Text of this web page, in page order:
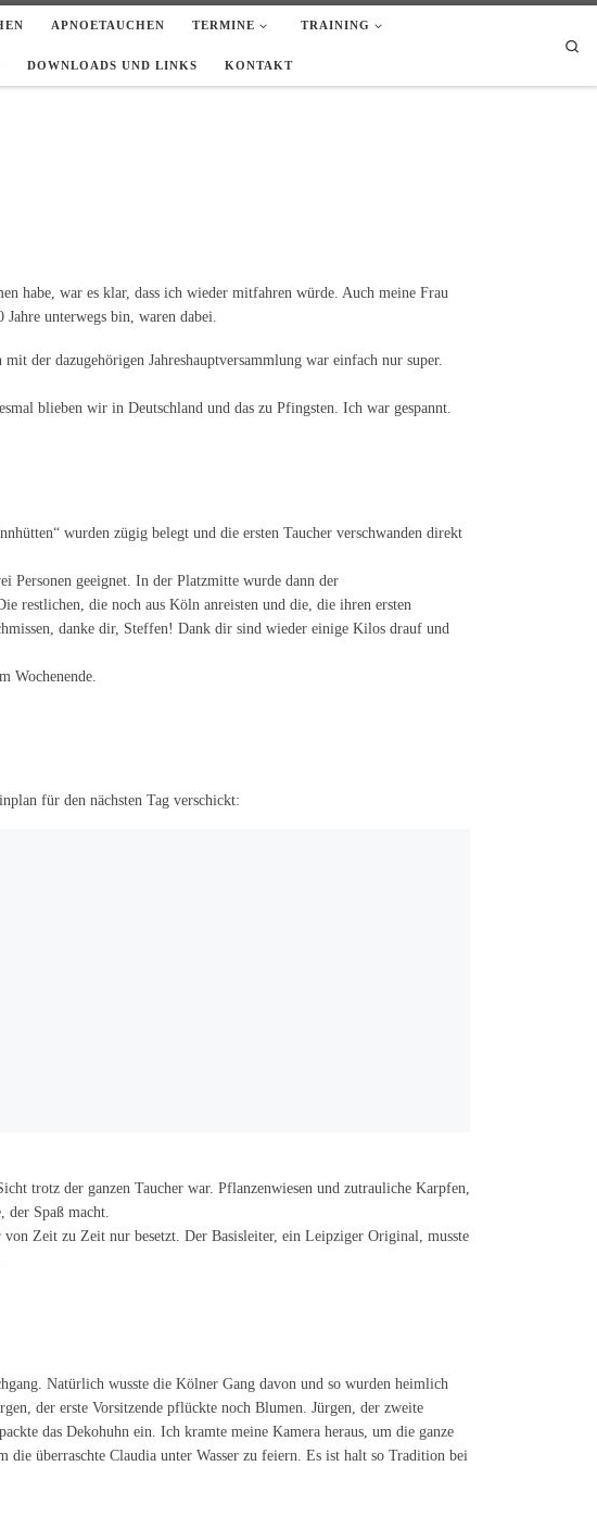
APNOETAUCHEN TERMINE TRAINING
DOWNLOADS UND LINKS KONTAKT
habe, war es klar, dass ich wieder mitfahren würde. Auch meine Frau
unterwegs bin, waren dabei.
der dazugehörigen Jahreshauptversammlung war einfach nur super.
blieben wir in Deutschland und das zu Pfingsten. Ich war gespannt.
wurden zügig belegt und die ersten Taucher verschwanden direkt
Personen geeignet. In der Platzmitte wurde dann der
restlichen, die noch aus Köln anreisten und die, die ihren ersten
danke dir, Steffen! Dank dir sind wieder einige Kilos drauf und
Wochenende.
für den nächsten Tag verschickt:
trotz der ganzen Taucher war. Pflanzenwiesen und zutrauliche Karpfen,
Spaß macht.
Zeit zu Zeit nur besetzt. Der Basisleiter, ein Leipziger Original, musste
Natürlich wusste die Kölner Gang davon und so wurden heimlich
der erste Vorsitzende pflückte noch Blumen. Jürgen, der zweite
das Dekohuhn ein. Ich kramte meine Kamera heraus, um die ganze
die überraschte Claudia unter Wasser zu feiern. Es ist halt so Tradition bei